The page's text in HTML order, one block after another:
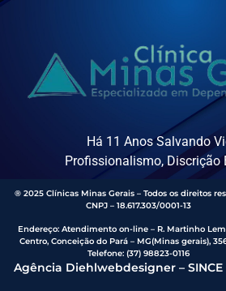
Há 11 Anos Salvando
Profissionalismo, Discrição
® 2025 Clínicas Minas Gerais – Todos os direitos
CNPJ – 18.617.303/0001-13
Endereço: Atendimento on-line – R. Martinho
Centro, Conceição do Pará – MG(Minas gerais),
Telefone:(37) 98823-0116
Agência Diehlwebdesigner –